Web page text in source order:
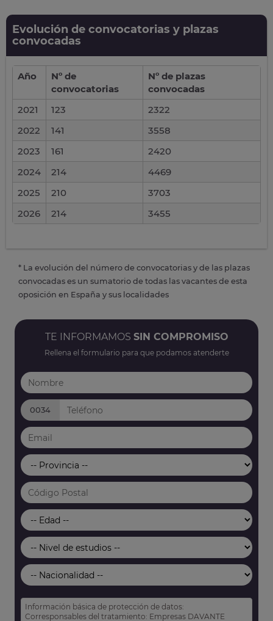
Evolución de convocatorias y plazas
convocadas
Año
Nº de
convocatorias
Nº de plazas
convocadas
2021
123
2322
2022
141
3558
2023
161
2420
2024
214
4469
2025
210
3703
2026
214 3455
* La evolución del número de convocatorias y de las plazas
convocadas es un sumatorio de todas las vacantes de esta
oposición en España y sus localidades
TE INFORMAMOS SIN COMPROMISO
Rellena el formulario para que podamos atenderte
0034
Información básica de protección de datos:
Corresponsables del tratamiento: Empresas DAVANTE